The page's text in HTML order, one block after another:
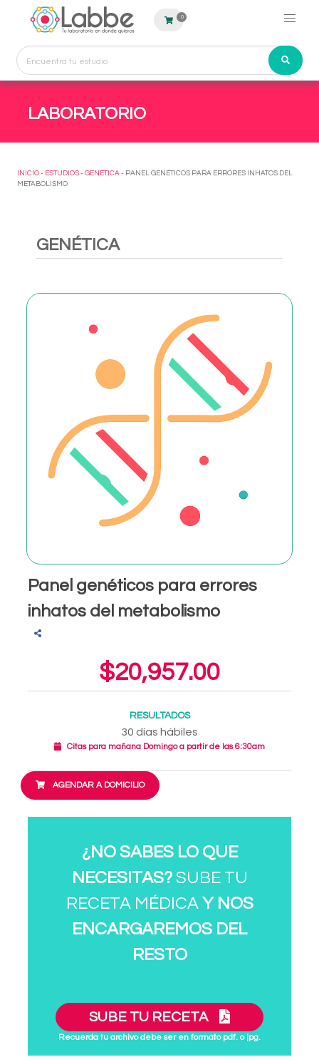
0
LABORATORIO
INICIO - ESTUDIOS - GENÉTICA - PANEL GENÉTICOS PARA ERRORES INHATOS DEL
METABOLISMO
GENÉTICA
Panel genéticos para errores
inhatos del metabolismo
$20,957.00
RESULTADOS
30 días hábiles
Citas para mañana Domingo a partir de las 6:30am
AGENDAR A DOMICILIO
¿NO SABES LO QUE
NECESITAS?SUBE TU
RECETA MÉDICA Y NOS
ENCARGAREMOS DEL
RESTO
SUBE TU RECETA
Recuerda tu archivo debe ser en formato pdf. o jpg.